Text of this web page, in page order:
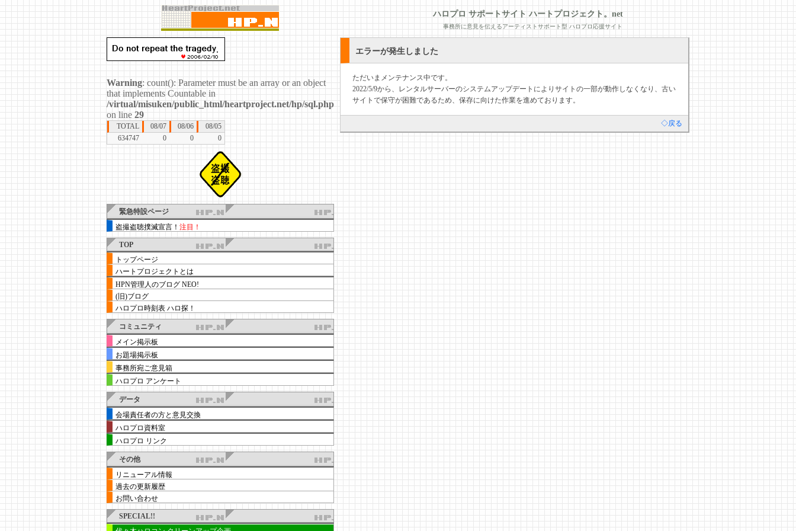
ハロプロ サポートサイト ハートプロジェクト。net
事務所に意見を伝えるアーティストサポート型 ハロプロ応援サイト
Warning: count(): Parameter must be an array or an object
that implements Countable in
/virtual/misuken/public_html/heartproject.net/hp/sql.php
on line 29
TOTAL 08/07 08/06
08/05
634747
0 0 0
緊急特設ページ
盗撮盗聴撲滅宣言！ 注目！
TOP
トップページ
ハートプロジェクトとは
HPN管理人のブログ NEO!
(旧)ブログ
ハロプロ時刻表 ハロ探！
コミュニティ
メイン掲示板
お題場掲示板
事務所宛ご意見箱
ハロプロ アンケート
データ
会場責任者の方と意見交換
ハロプロ資料室
ハロプロ リンク
その他
リニューアル情報
過去の更新履歴
お問い合わせ
SPECIAL!!
エラーが発生しました
ただいまメンテナンス中です。
2022/5/9から、レンタルサーバーのシステムアップデートによりサイトの一部が動作しなくなり、古い
サイトで保守が困難であるため、保存に向けた作業を進めております。
◇戻る